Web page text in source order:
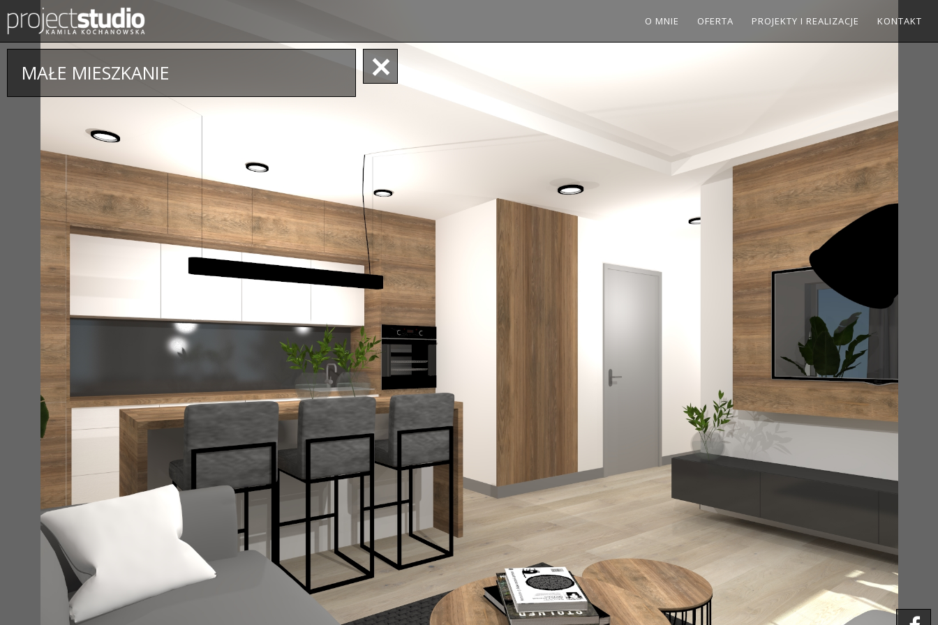
O MNIE OFERTA PROJEKTY I REALIZACJE KONTAKT
MAŁE MIESZKANIE